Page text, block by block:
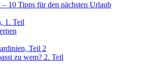
10 Tipps für den nächsten Urlaub
1. Teil
Teil 2
zu wem? 2. Teil